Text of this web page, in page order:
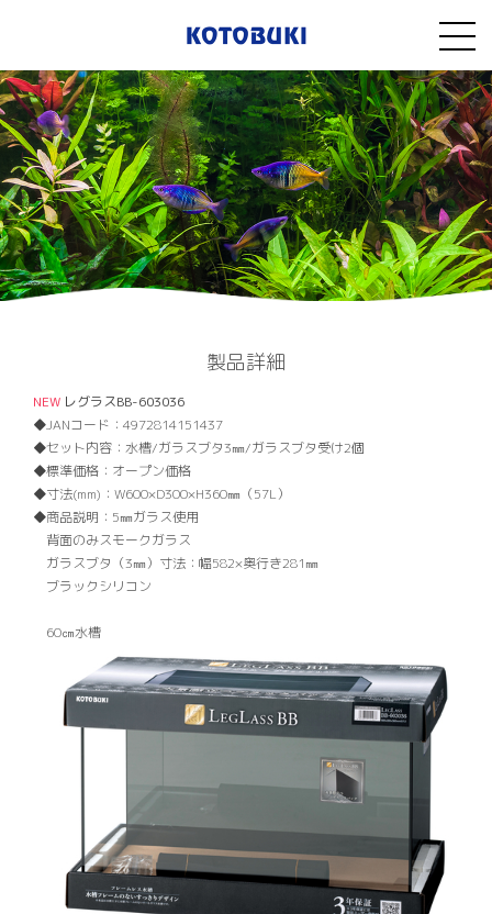
製品詳細
NEW レグラスBB-603036
JANコード： 4972814151437
セット内容： 水槽/ガラスブタ3㎜/ガラスブタ受け2個
標準価格： オープン価格
寸法(mm)： W600×D300×H360㎜（57L）
商品説明： 5㎜ガラス使用
背面のみスモークガラス
ガラスブタ（3㎜）寸法：幅582×奥行き281㎜
ブラックシリコン
60㎝水槽